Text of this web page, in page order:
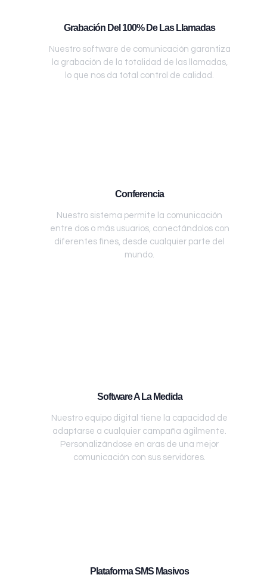
Grabación Del 100% De Las Llamadas
Nuestro software de comunicación garantiza
la grabación de la totalidad de las llamadas,
lo que nos da total control de calidad.
Conferencia
Nuestro sistema permite la comunicación
entre dos o más usuarios, conectándolos con
diferentes fines, desde cualquier parte del
mundo.
Software A La Medida
Nuestro equipo digital tiene la capacidad de
adaptarse a cualquier campaña ágilmente.
Personalizándose en aras de una mejor
comunicación con sus servidores.
Plataforma SMS Masivos